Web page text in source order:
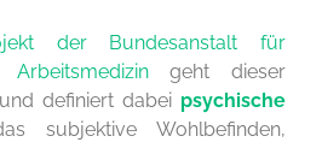
der Bundesanstalt für
geht dieser
definiert dabei psychische
subjektive Wohlbefinden,